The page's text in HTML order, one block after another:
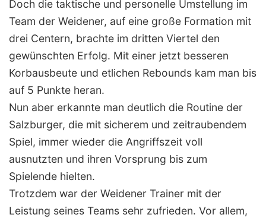
Doch die taktische und personelle Umstellung im
Team der Weidener, auf eine große Formation mit
drei Centern, brachte im dritten Viertel den
gewünschten Erfolg. Mit einer jetzt besseren
Korbausbeute und etlichen Rebounds kam man bis
auf 5 Punkte heran.
Nun aber erkannte man deutlich die Routine der
Salzburger, die mit sicherem und zeitraubendem
Spiel, immer wieder die Angriffszeit voll
ausnutzten und ihren Vorsprung bis zum
Spielende hielten.
Trotzdem war der Weidener Trainer mit der
Leistung seines Teams sehr zufrieden. Vor allem,